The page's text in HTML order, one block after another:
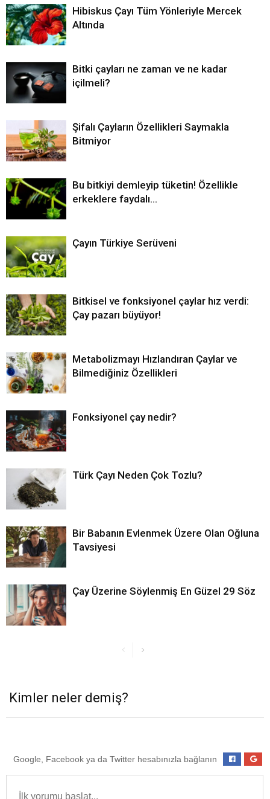
Hibiskus Çayı Tüm Yönleriyle Mercek
Altında
Bitki çayları ne zaman ve ne kadar
içilmeli?
Şifalı Çayların Özellikleri Saymakla
Bitmiyor
Bu bitkiyi demleyip tüketin! Özellikle
erkeklere faydalı…
Çayın Türkiye Serüveni
Bitkisel ve fonksiyonel çaylar hız verdi:
Çay pazarı büyüyor!
Metabolizmayı Hızlandıran Çaylar ve
Bilmediğiniz Özellikleri
Fonksiyonel çay nedir?
Türk Çayı Neden Çok Tozlu?
Bir Babanın Evlenmek Üzere Olan Oğluna
Tavsiyesi
Çay Üzerine Söylenmiş En Güzel 29 Söz
Kimler neler demiş?
Google, Facebook ya da Twitter hesabınızla bağlanın